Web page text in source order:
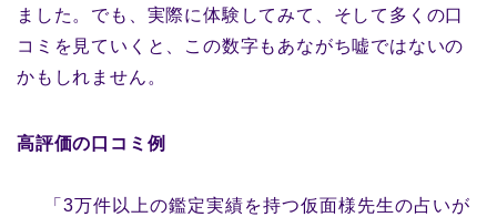
ました。でも、実際に体験してみて、そして多くの口
コミを見ていくと、この数字もあながち嘘ではないの
かもしれません。
高評価の口コミ例
「3万件以上の鑑定実績を持つ仮面様先生の占いが